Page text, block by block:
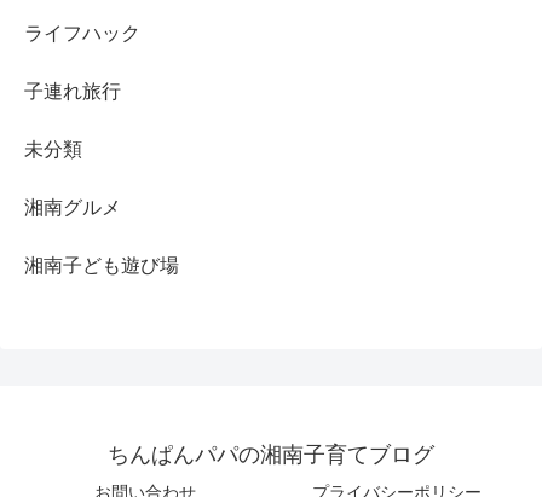
ライフハック
子連れ旅行
未分類
湘南グルメ
湘南子ども遊び場
ちんぱんパパの湘南子育てブログ
お問い合わせ プライバシーポリシー